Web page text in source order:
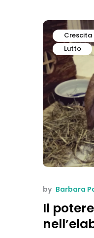
Crescita
Lutto
by Barbara
Il